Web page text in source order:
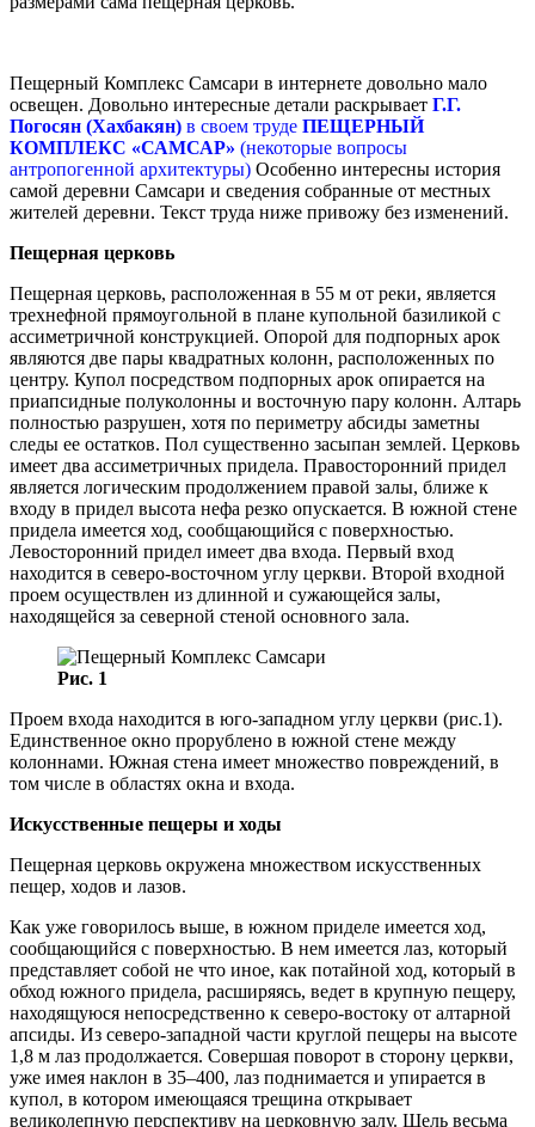
Пещерный Комплекс Самсари в интернете довольно мало
освещен. Довольно интересные детали раскрывает Г.Г.
Погосян (Хахбакян) в своем труде ПЕЩЕРНЫЙ
КОМПЛЕКС «САМСАР» (некоторые вопросы
антропогенной архитектуры) Особенно интересны история
самой деревни Самсари и сведения собранные от местных
жителей деревни. Текст труда ниже привожу без изменений.
Пещерная церковь
Пещерная церковь, расположенная в 55 м от реки, является
трехнефной прямоугольной в плане купольной базиликой с
ассиметричной конструкци­ей. Опорой для подпорных арок
являются две пары квадратных колонн, расположенных по
центру. Купол посредством подпорных арок опирается на
при­апсидные полуколонны и восточную пару колонн. Ал­тарь
полностью разрушен, хотя по периметру абсиды заметны
следы ее остатков. Пол существенно засыпан землей. Церковь
имеет два ассиметричных придела. Правосторонний придел
является логическим продолжением правой залы, ближе к
входу в придел высота нефа резко опускается. В южной стене
придела имеется ход, сообщающийся с поверхностью.
Левосто­ронний придел имеет два входа. Первый вход
находит­ся в северо-восточном углу церкви. Второй входной
проем осуществлен из длинной и сужающейся залы,
находящейся за северной стеной основного зала.
Рис. 1
Проем входа находится в юго-западном углу церкви (рис.1).
Единственное окно прорублено в южной стене между
колоннами. Южная стена име­ет множество повреждений, в
том числе в областях окна и входа.
Искусственные пещеры и ходы
Пещерная церковь окружена множеством ис­кусственных
пещер, ходов и лазов.
Как уже говорилось выше, в южном приделе име­ется ход,
сообщающийся с поверхностью. В нем име­ется лаз, который
представляет собой не что иное, как потайной ход, который в
обход южного придела, рас­ширяясь, ведет в крупную пещеру,
находящуюся не­посредственно к северо-востоку от алтарной
апсиды. Из северо-западной части круглой пещеры на высоте
1,8 м лаз продолжается. Совершая поворот в сторону церкви,
уже имея наклон в 35–400, лаз поднимается и упирается в
купол, в котором имеющаяся трещина открывает
великолепную перспективу на церковную залу. Щель весьма